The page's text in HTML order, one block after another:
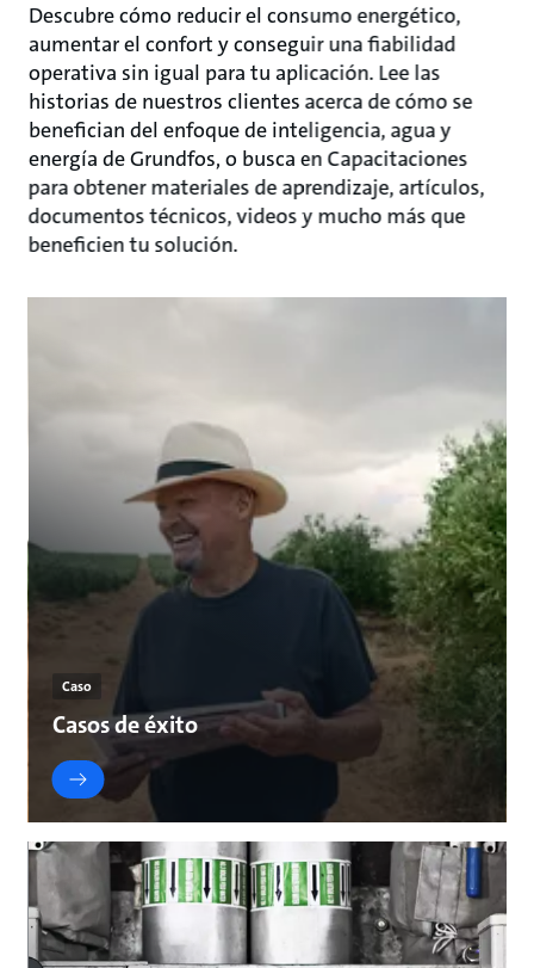
Descubre cómo reducir el consumo energético,
aumentar el confort y conseguir una fiabilidad
operativa sin igual para tu aplicación. Lee las
historias de nuestros clientes acerca de cómo se
benefician del enfoque de inteligencia, agua y
energía de Grundfos, o busca en Capacitaciones
para obtener materiales de aprendizaje, artículos,
documentos técnicos, videos y mucho más que
beneficien tu solución.
Caso
Casos de éxito